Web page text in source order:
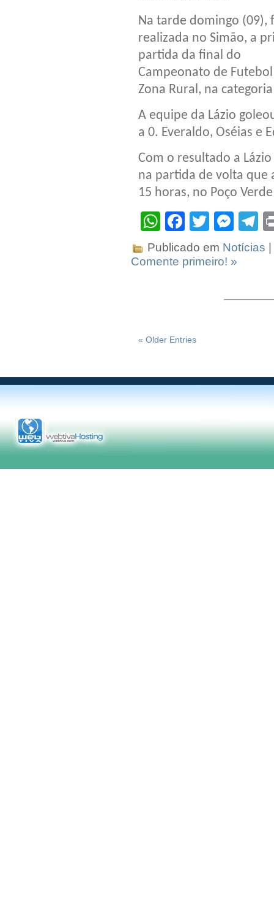
Na tarde domingo (09),
realizada no Simão, a
partida da final do
Campeonato de
Zona Rural, na
A equipe da Lázio
a 0. Everaldo, Oséias e
Com o resultado a
na partida de volta que
15 horas, no Poço
WhatsApp
Facebook
Twitter
Publicado em Notícias
Comente primeiro! »
« Older Entries